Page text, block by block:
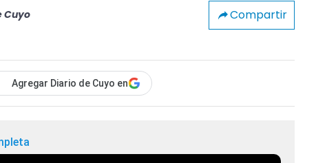
Cuyo Compartir
Agregar Diario de Cuyo en